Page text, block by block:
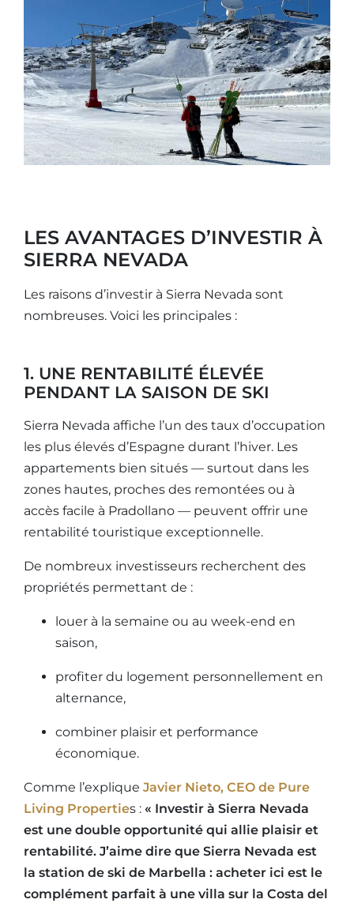
LES AVANTAGES D’INVESTIR À
SIERRA NEVADA
Les raisons d’investir à Sierra Nevada sont
nombreuses. Voici les principales :
1. UNE RENTABILITÉ ÉLEVÉE
PENDANT LA SAISON DE SKI
Sierra Nevada affiche l’un des taux d’occupation
les plus élevés d’Espagne durant l’hiver. Les
appartements bien situés — surtout dans les
zones hautes, proches des remontées ou à
accès facile à Pradollano — peuvent offrir une
rentabilité touristique exceptionnelle.
De nombreux investisseurs recherchent des
propriétés permettant de :
louer à la semaine ou au week-end en
saison,
profiter du logement personnellement en
alternance,
combiner plaisir et performance
économique.
Comme l’explique Javier Nieto, CEO de Pure
Living Properties : « Investir à Sierra Nevada
est une double opportunité qui allie plaisir et
rentabilité. J’aime dire que Sierra Nevada est
la station de ski de Marbella : acheter ici est le
complément parfait à une villa sur la Costa del